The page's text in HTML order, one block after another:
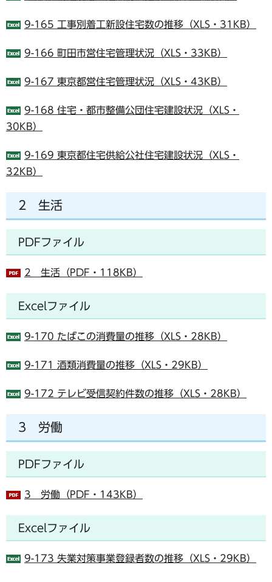
9-165 工事別着工新設住宅数の推移（XLS・31KB）
9-166 町田市営住宅管理状況（XLS・33KB）
9-167 東京都営住宅管理状況（XLS・43KB）
9-168 住宅・都市整備公団住宅建設状況（XLS・
30KB）
9-169 東京都住宅供給公社住宅建設状況（XLS・
32KB）
2 生活
PDFファイル
2 生活（PDF・118KB）
Excelファイル
9-170 たばこの消費量の推移（XLS・28KB）
9-171 酒類消費量の推移（XLS・29KB）
9-172 テレビ受信契約件数の推移（XLS・28KB）
3 労働
PDFファイル
3 労働（PDF・143KB）
Excelファイル
9-173 失業対策事業登録者数の推移（XLS・29KB）